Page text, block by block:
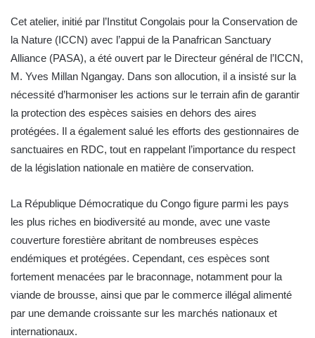
Cet atelier, initié par l’Institut Congolais pour la Conservation de
la Nature (ICCN) avec l’appui de la Panafrican Sanctuary
Alliance (PASA), a été ouvert par le Directeur général de l’ICCN,
M. Yves Millan Ngangay. Dans son allocution, il a insisté sur la
nécessité d’harmoniser les actions sur le terrain afin de garantir
la protection des espèces saisies en dehors des aires
protégées. Il a également salué les efforts des gestionnaires de
sanctuaires en RDC, tout en rappelant l’importance du respect
de la législation nationale en matière de conservation.
La République Démocratique du Congo figure parmi les pays
les plus riches en biodiversité au monde, avec une vaste
couverture forestière abritant de nombreuses espèces
endémiques et protégées. Cependant, ces espèces sont
fortement menacées par le braconnage, notamment pour la
viande de brousse, ainsi que par le commerce illégal alimenté
par une demande croissante sur les marchés nationaux et
internationaux.